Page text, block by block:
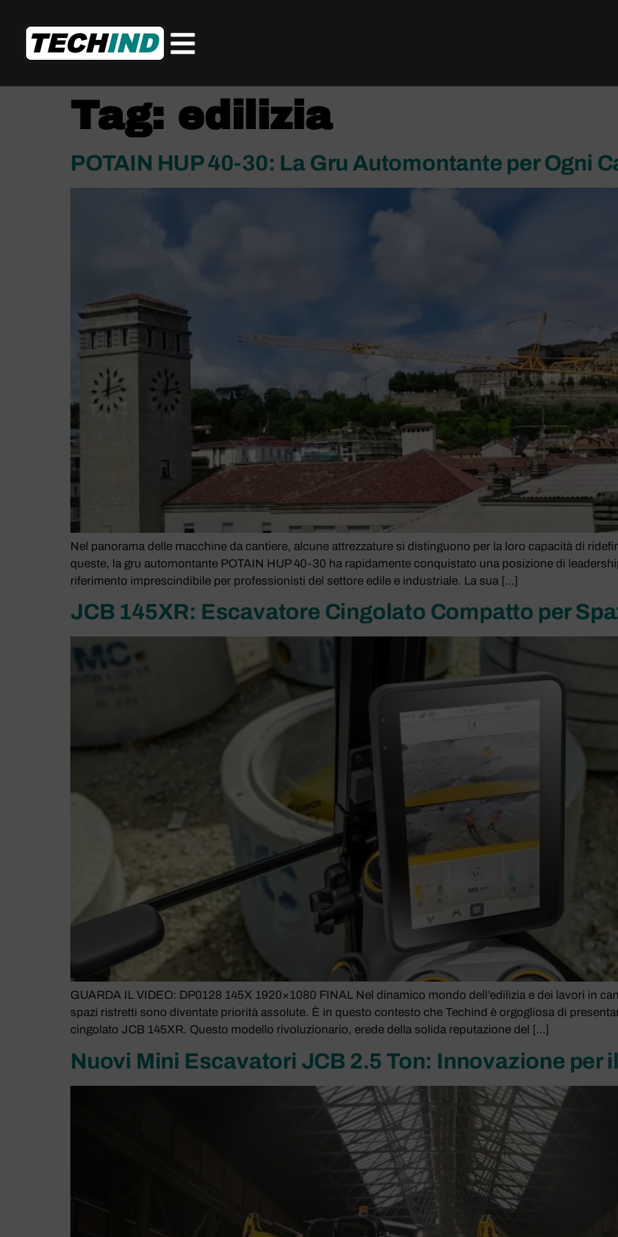
Tag: edilizia
POTAIN HUP 40-30: La Gru Automontante per Ogni
Nel panorama delle macchine da cantiere, alcune attrezzature si distinguono per la loro capacità di
queste, la gru automontante POTAIN HUP 40-30 ha rapidamente conquistato una posizione di
riferimento imprescindibile per professionisti del settore edile e industriale. La sua […]
JCB 145XR: Escavatore Cingolato Compatto per
GUARDA IL VIDEO: DP0128 145X 1920×1080 FINAL Nel dinamico mondo dell’edilizia e dei lavori in
spazi ristretti sono diventate priorità assolute. È in questo contesto che Techind è orgogliosa di
cingolato JCB 145XR. Questo modello rivoluzionario, erede della solida reputazione del […]
Nuovi Mini Escavatori JCB 2.5 Ton: Innovazione per